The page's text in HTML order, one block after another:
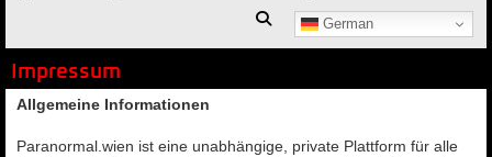
German
Suche
Impressum
Allgemeine Informationen
Paranormal.wien ist eine unabhängige, private Plattform für alle